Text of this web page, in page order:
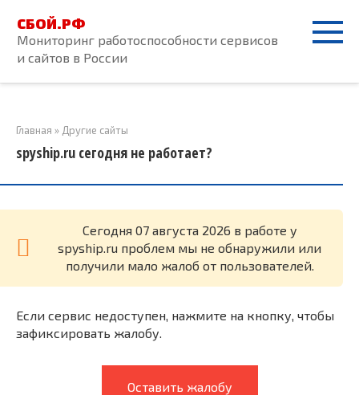
контенту
СБОЙ.РФ
Мониторинг работоспособности сервисов
и сайтов в России
Главная » Другие сайты
spyship.ru сегодня не работает?
Cегодня 07 августа 2026 в работе у
spyship.ru проблем мы не обнаружили или
получили мало жалоб от пользователей.
Если сервис недоступен, нажмите на кнопку, чтобы
зафиксировать жалобу.
Оставить жалобу